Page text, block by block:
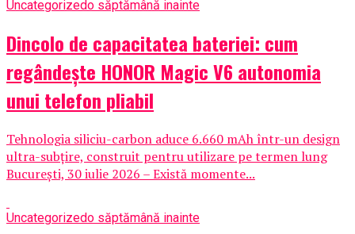
Uncategorizedo săptămână inainte
Dincolo de capacitatea bateriei: cum
regândește HONOR Magic V6 autonomia
unui telefon pliabil
Tehnologia siliciu-carbon aduce 6.660 mAh într-un design
ultra-subțire, construit pentru utilizare pe termen lung
București, 30 iulie 2026 – Există momente...
Uncategorizedo săptămână inainte